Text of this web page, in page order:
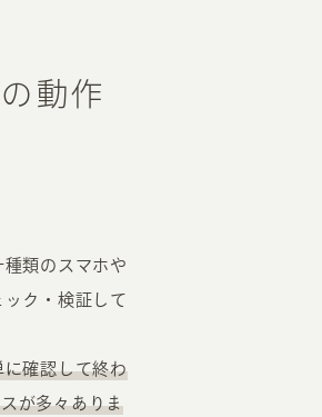
動作
類のスマホや
ク・検証して
に確認して終わ
が多々ありま